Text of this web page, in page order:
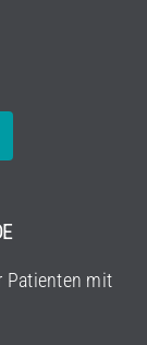
Patienten mit